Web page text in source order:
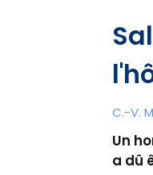
C.-V.
Un
a dû